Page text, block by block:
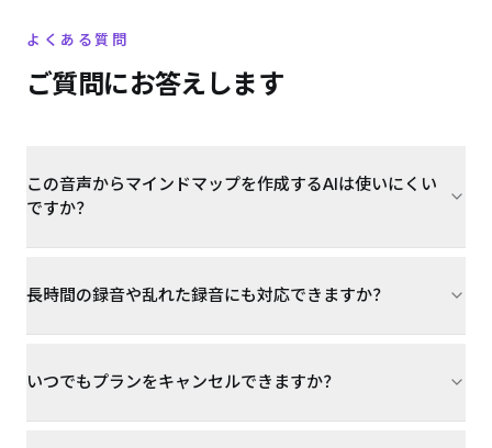
よくある質問
ご質問にお答えします
この音声からマインドマップを作成するAIは使いにくい
ですか？
長時間の録音や乱れた録音にも対応できますか？
いつでもプランをキャンセルできますか？